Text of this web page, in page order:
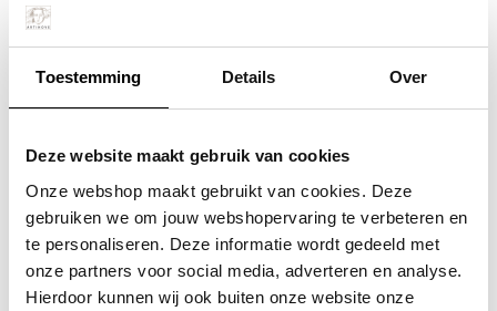
Toestemming Details Over
Deze website maakt gebruik van cookies
Onze webshop maakt gebruikt van cookies. Deze
gebruiken we om jouw webshopervaring te verbeteren en
te personaliseren. Deze informatie wordt gedeeld met
onze partners voor social media, adverteren en analyse.
Hierdoor kunnen wij ook buiten onze website onze
verzonden.
De aangegeven prijs is incl.Verzendkosten.
Garantie:
Niet goed, geld terug
Stel een vraag over dit product